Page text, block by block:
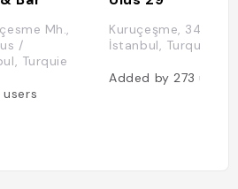
Mh.,
/
Turquie
users
Kuruçeşme, 34345
İstanbul, Turquie
Added by273users